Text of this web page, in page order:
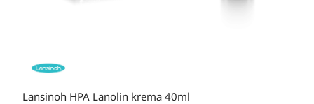
Lansinoh HPA Lanolin krema 40ml